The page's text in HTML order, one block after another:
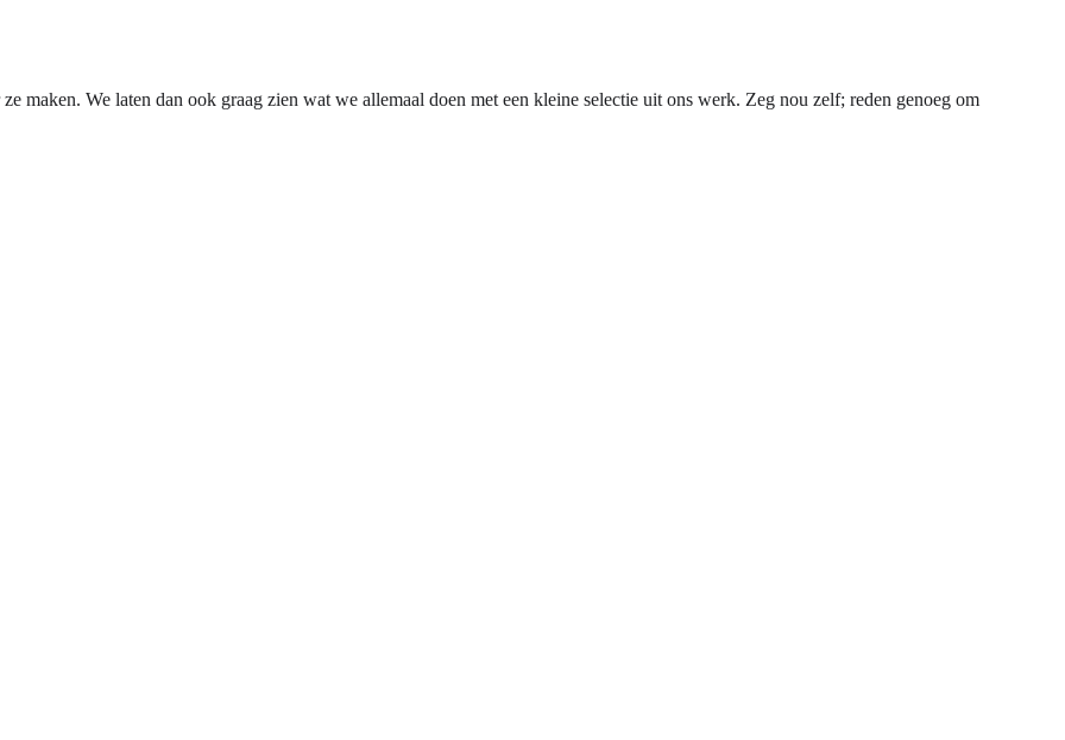
maken. We laten dan ook graag zien wat we allemaal doen met een kleine selectie uit ons werk. Zeg nou zelf; reden genoeg om